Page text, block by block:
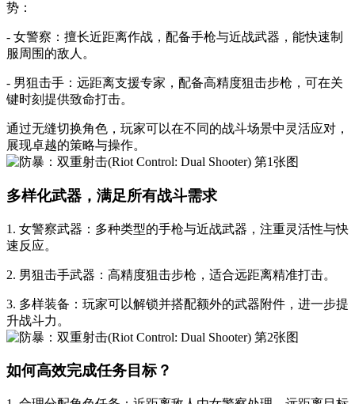
势：
- 女警察：擅长近距离作战，配备手枪与近战武器，能快速制
服周围的敌人。
- 男狙击手：远距离支援专家，配备高精度狙击步枪，可在关
键时刻提供致命打击。
通过无缝切换角色，玩家可以在不同的战斗场景中灵活应对，
展现卓越的策略与操作。
多样化武器，满足所有战斗需求
1. 女警察武器：多种类型的手枪与近战武器，注重灵活性与快
速反应。
2. 男狙击手武器：高精度狙击步枪，适合远距离精准打击。
3. 多样装备：玩家可以解锁并搭配额外的武器附件，进一步提
升战斗力。
如何高效完成任务目标？